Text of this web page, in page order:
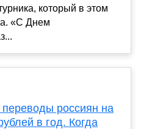
который в этом
«С Днем
россиян на
в год. Когда